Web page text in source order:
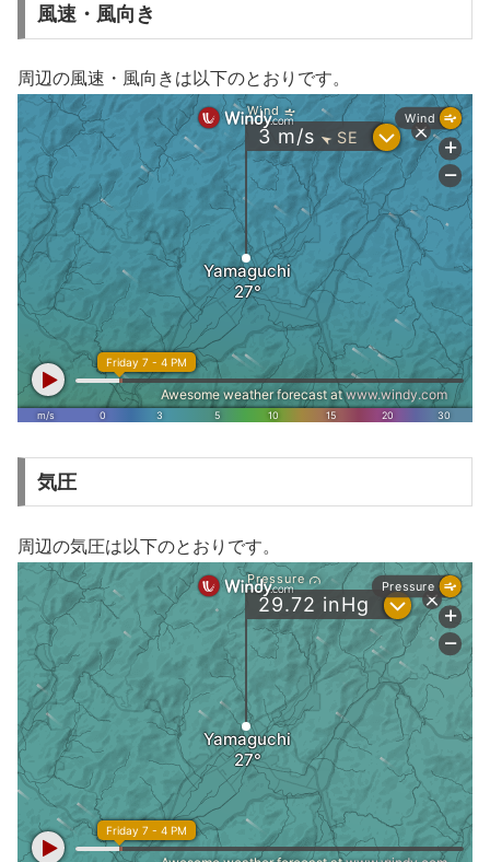
風速・風向き
周辺の風速・風向きは以下のとおりです。
気圧
周辺の気圧は以下のとおりです。